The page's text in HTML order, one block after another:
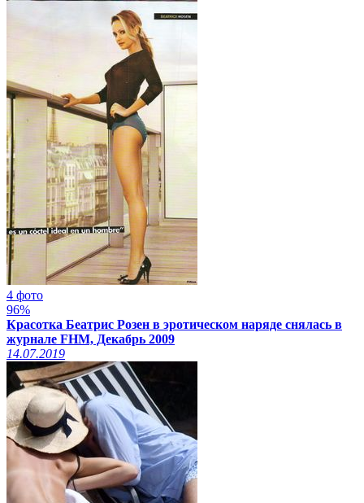
4 фото
96%
Красотка Беатрис Розен в эротическом наряде снялась в
журнале FHM, Декабрь 2009
14.07.2019